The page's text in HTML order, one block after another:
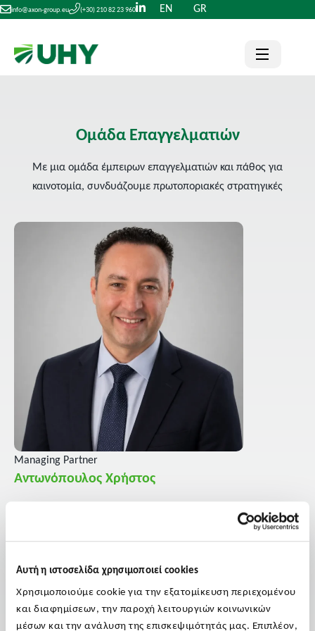
Αυτή η ιστοσελίδα χρησιμοποιεί cookies
Χρησιμοποιούμε cookie για την εξατομίκευση περιεχομένου
και διαφημίσεων, την παροχή λειτουργιών κοινωνικών
μέσων και την ανάλυση της επισκεψιμότητάς μας. Επιπλέον,
info@axon-group.eu (+30) 210 82 23 960 EN GR
Ομάδα Επαγγελματιών
Με μια ομάδα έμπειρων επαγγελματιών και πάθος για
καινοτομία, συνδυάζουμε πρωτοποριακές στρατηγικές
Managing Partner
Αντωνόπουλος Χρήστος
UHY Axon και Ορκωτός Ελεγκτής Λογιστής, μέλος του ACCA.
Εξειδικεύεται στα Διεθνή Πρότυπα Χρηματοοικονομικής
Αναφοράς (IFRS). Διαθέτει σημαντική εμπειρία σε μεγάλης
ομίλους και τράπεζες, συμπεριλαμβανομένων αποτιμήσεων,
Due Diligence, έργων πρώτης εφαρμογής IFRS,